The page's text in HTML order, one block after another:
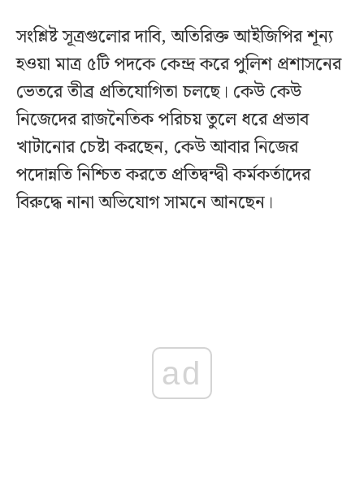
সংশ্লিষ্ট সূত্রগুলোর দাবি, অতিরিক্ত আইজিপির শূন্য
হওয়া মাত্র ৫টি পদকে কেন্দ্র করে পুলিশ প্রশাসনের
ভেতরে তীব্র প্রতিযোগিতা চলছে। কেউ কেউ
নিজেদের রাজনৈতিক পরিচয় তুলে ধরে প্রভাব
খাটানোর চেষ্টা করছেন, কেউ আবার নিজের
পদোন্নতি নিশ্চিত করতে প্রতিদ্বন্দ্বী কর্মকর্তাদের
বিরুদ্ধে নানা অভিযোগ সামনে আনছেন।
ad